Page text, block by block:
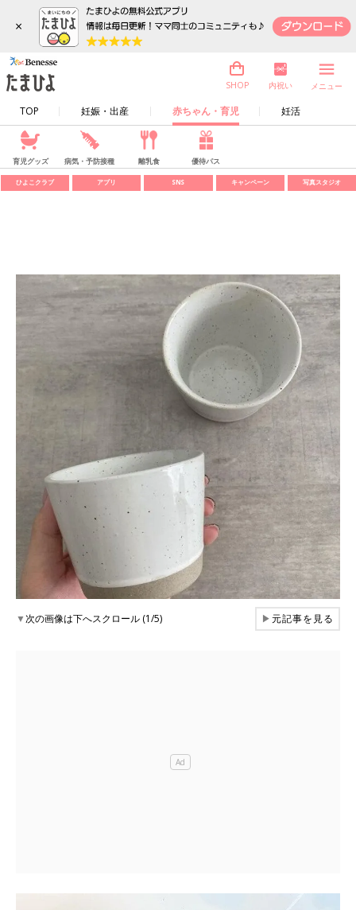
×
TOP 妊娠・出産 赤ちゃん・育児 妊活
SHOP 内祝い メニュー
育児グッズ 病気・予防接種 離乳食 優待パス
ひよこクラブ アプリ SNS キャンペーン 写真スタジオ
▼次の画像は下へスクロール (1/5) ▶元記事を見る